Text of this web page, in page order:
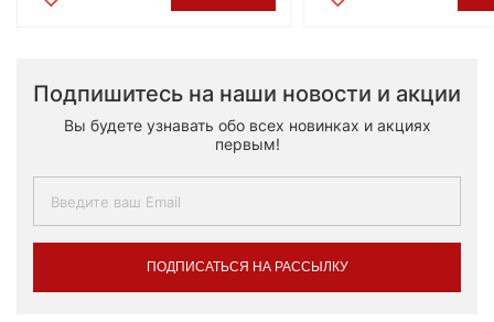
Подпишитесь на наши новости и акции
Вы будете узнавать обо всех новинках и акциях
первым!
ПОДПИСАТЬСЯ НА РАССЫЛКУ